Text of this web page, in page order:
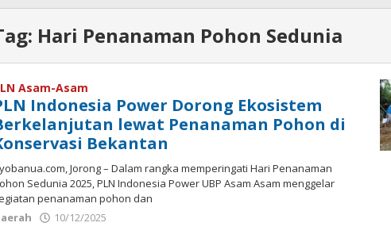
Hari Penanaman Pohon Sedunia
Asam-Asam
Indonesia Power Dorong Ekosistem
lewat Penanaman Pohon di
Bekantan
Jorong – Dalam rangka memperingati Hari Penanaman
Sedunia 2025, PLN Indonesia Power UBP Asam Asam menggelar
penanaman pohon dan
10/12/2025